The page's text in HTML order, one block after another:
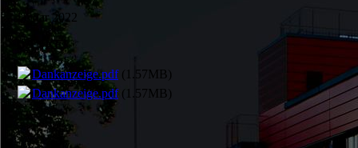
Januar 2022
DANKE!
Dankanzeige.pdf(1.57MB)
Dankanzeige.pdf(1.57MB)